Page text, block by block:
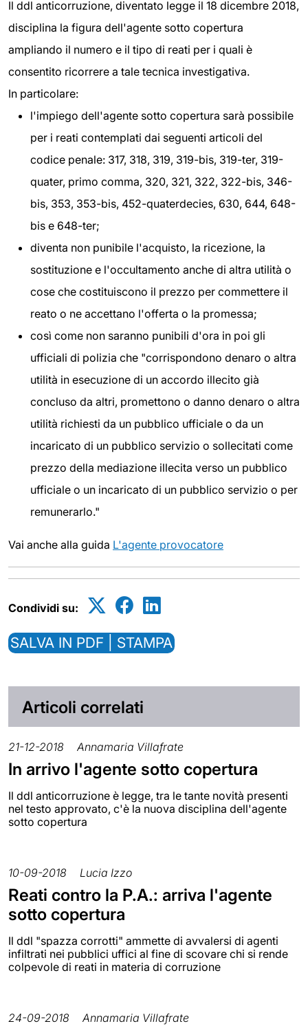
Il ddl anticorruzione, diventato legge il 18 dicembre 2018,
disciplina la figura dell'agente sotto copertura
ampliando il numero e il tipo di reati per i quali è
consentito ricorrere a tale tecnica investigativa.
In particolare:
l'impiego dell'agente sotto copertura sarà possibile
per i reati contemplati dai seguenti articoli del
codice penale: 317, 318, 319, 319-bis, 319-ter, 319-
quater, primo comma, 320, 321, 322, 322-bis, 346-
bis, 353, 353-bis, 452-quaterdecies, 630, 644, 648-
bis e 648-ter;
diventa non punibile l'acquisto, la ricezione, la
sostituzione e l'occultamento anche di altra utilità o
cose che costituiscono il prezzo per commettere il
reato o ne accettano l'offerta o la promessa;
così come non saranno punibili d'ora in poi gli
ufficiali di polizia che "corrispondono denaro o altra
utilità in esecuzione di un accordo illecito già
concluso da altri, promettono o danno denaro o altra
utilità richiesti da un pubblico ufficiale o da un
incaricato di un pubblico servizio o sollecitati come
prezzo della mediazione illecita verso un pubblico
ufficiale o un incaricato di un pubblico servizio o per
remunerarlo."
Vai anche alla guida L'agente provocatore
Condividi su:
SALVA IN PDF | STAMPA
Articoli correlati
21-12-2018 Annamaria Villafrate
In arrivo l'agente sotto copertura
Il ddl anticorruzione è legge, tra le tante novità presenti
nel testo approvato, c'è la nuova disciplina dell'agente
sotto copertura
10-09-2018 Lucia Izzo
Reati contro la P.A.: arriva l'agente
sotto copertura
Il ddl "spazza corrotti" ammette di avvalersi di agenti
infiltrati nei pubblici uffici al fine di scovare chi si rende
colpevole di reati in materia di corruzione
24-09-2018 Annamaria Villafrate